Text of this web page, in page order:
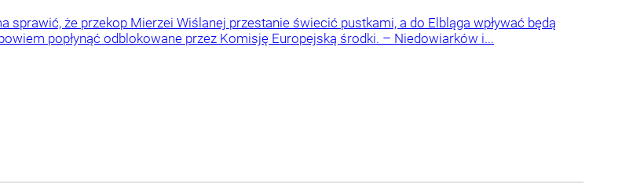
sprawić, że przekop Mierzei Wiślanej przestanie świecić pustkami, a do Elbląga wpływać będą
popłynąć odblokowane przez Komisję Europejską środki. – Niedowiarków i...